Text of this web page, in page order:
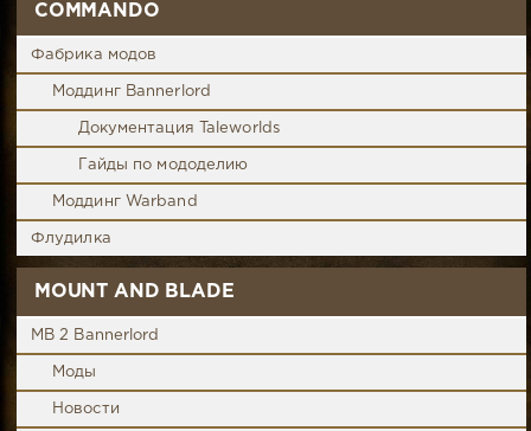
COMMANDO
Фабрика модов
Моддинг Bannerlord
Документация Taleworlds
Гайды по мододелию
Моддинг Warband
Флудилка
MOUNT AND BLADE
MB 2 Bannerlord
Моды
Новости